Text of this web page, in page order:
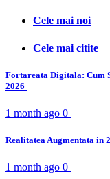
Cele mai noi
Cele mai citite
Fortareata Digitala: Cum
2026
1 month ago 0
Realitatea Augmentata in
1 month ago 0